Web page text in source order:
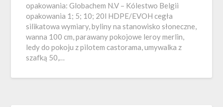
opakowania: Globachem N.V – Kólestwo Belgii
opakowania 1; 5; 10; 20l HDPE/EVOH cegła
silikatowa wymiary, byliny na stanowisko słoneczne,
wanna 100 cm, parawany pokojowe leroy merlin,
ledy do pokoju z pilotem castorama, umywalka z
szafką 50,…